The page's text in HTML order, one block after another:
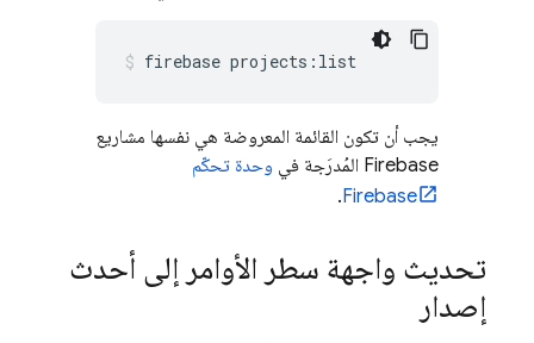
firebase projects:list
يجب أن تكون القائمة المعروضة هي نفسها مشاريع
Firebase المُدرَجة في
وحدة تحكّم
Firebase
.
تحديث واجهة سطر الأوامر إلى أحدث
إصدار